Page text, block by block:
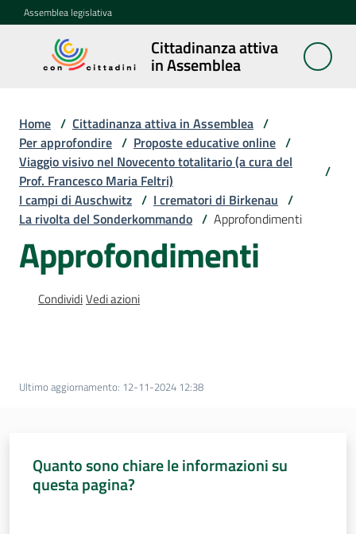
Vai al contenuto
Vai alla navigazione
Vai al footer
Assemblea legislativa
Cittadinanza attiva
in Assemblea
Cittadinanza
attiva in
Concittadini
Porte
aperte
in
Assemblea
Mostre
sulla
Seguici
Home / Cittadinanza attiva in Assemblea /
Per approfondire / Proposte educative online /
Viaggio visivo nel Novecento totalitario (a cura del
Prof. Francesco Maria Feltri)
/
I campi di Auschwitz / I crematori di Birkenau /
La rivolta del Sonderkommando / Approfondimenti
Approfondimenti
CondividiVedi azioni
Ultimo aggiornamento: 12-11-2024 12:38
Quanto sono chiare le informazioni su
questa pagina?